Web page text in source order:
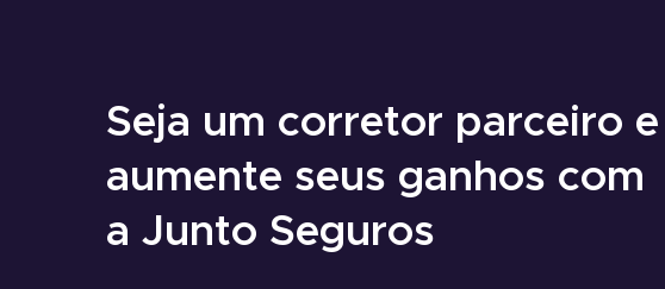
Seja um corretor parceiro e
aumente seus ganhos com
a Junto Seguros